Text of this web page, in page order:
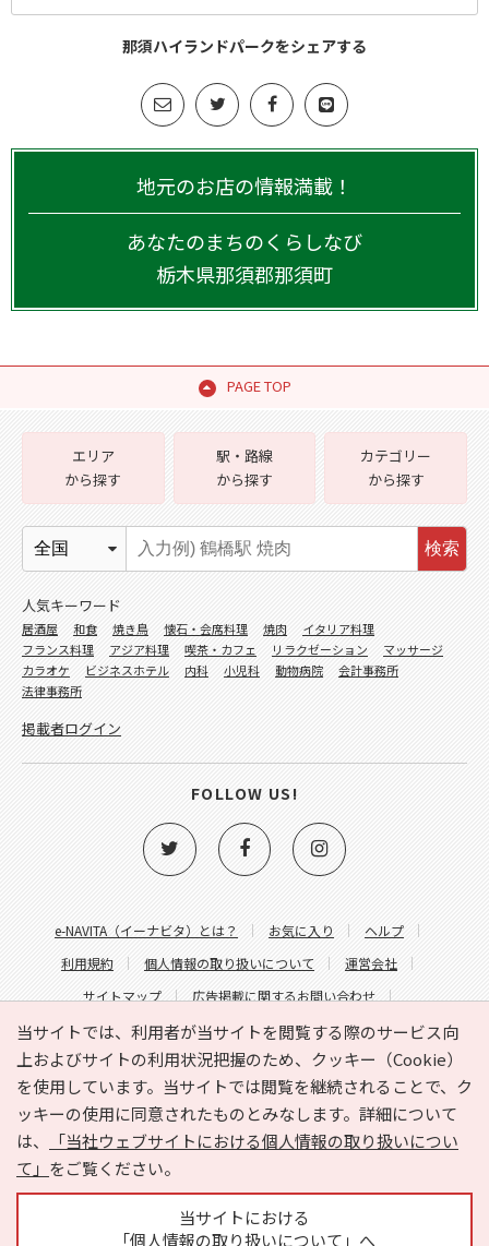
那須ハイランドパークをシェアする
地元のお店の情報満載！
あなたのまちのくらしなび
栃木県那須郡那須町
PAGE TOP
当サイトでは、利用者が当サイトを閲覧する際のサービス向
上およびサイトの利用状況把握のため、クッキー（Cookie）
を使用しています。当サイトでは閲覧を継続されることで、ク
ッキーの使用に同意されたものとみなします。詳細について
は、
「当社ウェブサイトにおける個人情報の取り扱いについ
て」 をご覧ください。
当サイトにおける
「個人情報の取り扱いについて」へ
e-NAVITA（イーナビタ）とは？ お気に入り
ヘルプ
利用規約
個人情報の取り扱いについて
運営会社
サイトマップ
広告掲載に関するお問い合わせ
サイトの内容に関するお問い合わせ
エリア
から探す
駅・路線
から探す
カテゴリー
から探す
検索
人気キーワード
居酒屋 和食 焼き鳥 懐石・会席料理 焼肉
イタリア料理
フランス料理
アジア料理 喫茶・カフェ リラクゼーション
マッサージ
カラオケ
ビジネスホテル 内科 小児科 動物病院
会計事務所
法律事務所
掲載者ログイン
FOLLOW US!
Copyright © HYOJITO.Co.,Ltd. All Rights Reserved.